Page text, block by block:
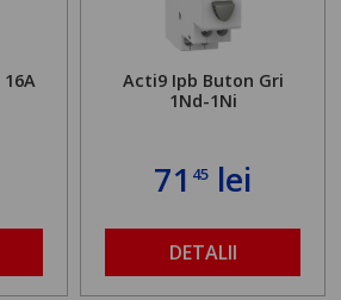
Acti9 Ipb Buton Gri
1Nd-1Ni
71 45 lei
DETALII